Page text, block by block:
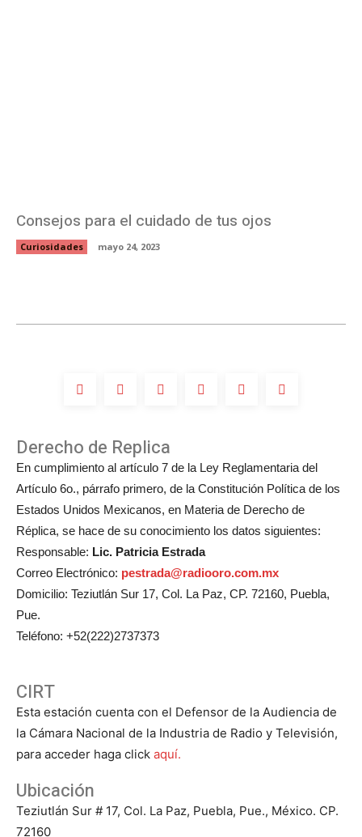
Consejos para el cuidado de tus ojos
Curiosidades mayo 24, 2023
Derecho de Replica
En cumplimiento al artículo 7 de la Ley Reglamentaria del
Artículo 6o., párrafo primero, de la Constitución Política de los
Estados Unidos Mexicanos, en Materia de Derecho de
Réplica, se hace de su conocimiento los datos siguientes:
Responsable: Lic. Patricia Estrada
Correo Electrónico: pestrada@radiooro.com.mx
Domicilio: Teziutlán Sur 17, Col. La Paz, CP. 72160, Puebla,
Pue.
Teléfono: +52(222)2737373
CIRT
Esta estación cuenta con el Defensor de la Audiencia de
la Cámara Nacional de la Industria de Radio y Televisión,
para acceder haga click aquí.
Ubicación
Teziutlán Sur # 17, Col. La Paz, Puebla, Pue., México. CP.
72160